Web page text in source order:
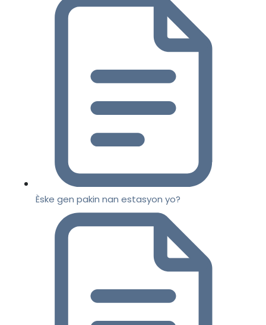
Èske gen pakin nan estasyon yo?